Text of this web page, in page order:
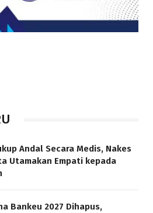
Andal Secara Medis, Nakes
Utamakan Empati kepada
Bankeu 2027 Dihapus,